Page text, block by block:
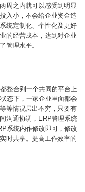
周之内就可以感受到明显
入小，不会给企业资金造
统定制化、个性化及更好
的经营成本，达到对企业
管理水平。
整合到一个共同的平台上
态下，一家企业里面都会
等情况层出不穷，只要有
沟通协调，ERP管理系统
系统内作修改即可，修改
时共享。提高工作效率的